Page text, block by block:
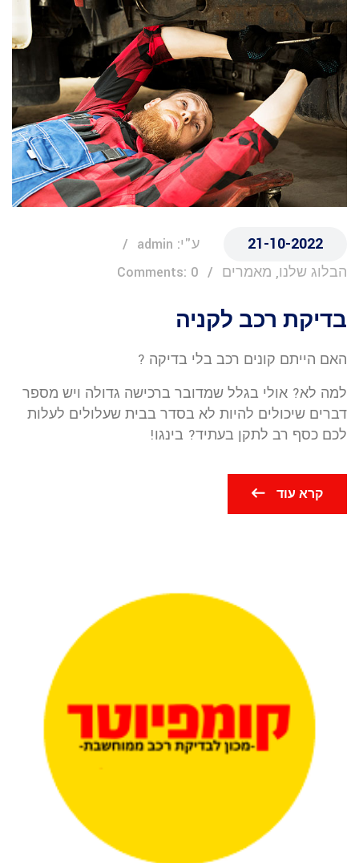
21-10-2022
ע"י: admin
הבלוג שלנו, מאמרים
Comments: 0
בדיקת רכב לקניה
האם הייתם קונים רכב בלי בדיקה ?
למה לא? אולי בגלל שמדובר ברכישה גדולה ויש מספר
דברים שיכולים להיות לא בסדר בבית שעלולים לעלות
לכם כסף רב לתקן בעתיד? בינגו!
קרא עוד